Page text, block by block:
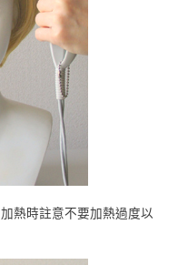
熱時註意不要加熱過度以